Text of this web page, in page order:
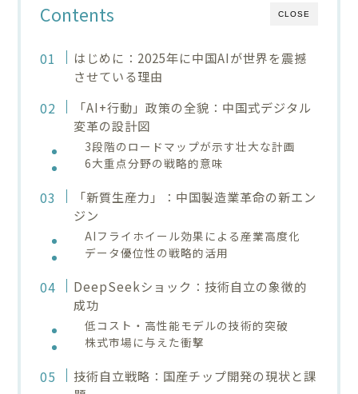
CLOSE
Contents
はじめに：2025年に中国AIが世界を震撼
させている理由
「AI+行動」政策の全貌：中国式デジタル
変革の設計図
3段階のロードマップが示す壮大な計画
6大重点分野の戦略的意味
「新質生産力」：中国製造業革命の新エン
ジン
AIフライホイール効果による産業高度化
データ優位性の戦略的活用
DeepSeekショック：技術自立の象徴的
成功
低コスト・高性能モデルの技術的突破
株式市場に与えた衝撃
技術自立戦略：国産チップ開発の現状と課